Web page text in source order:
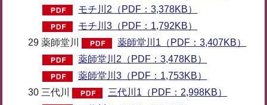
モチ川2（PDF：3,378KB）
モチ川3（PDF：1,792KB）
29 薬師堂川
薬師堂川1（PDF：3,407KB）
薬師堂川2（PDF：3,478KB）
薬師堂川3（PDF：1,753KB）
30 三代川
三代川1（PDF：2,998KB）